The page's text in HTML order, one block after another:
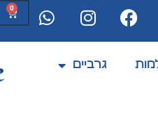
0
גרביים